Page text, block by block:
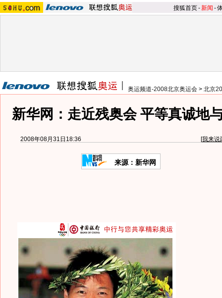
搜狐首页-新闻 -
奥运频道-2008北京奥运会 > 北京
新华网：走近残奥会 平等真诚地
2008年08月31日18:36 [我来说
来源：新华网